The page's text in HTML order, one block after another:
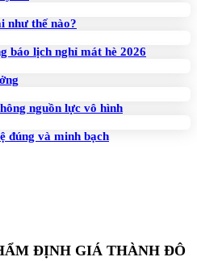
như thế nào?
báo lịch nghỉ mát hè 2026
nguồn lực vô hình
đúng và minh bạch
ĐỊNH GIÁ THÀNH ĐÔ